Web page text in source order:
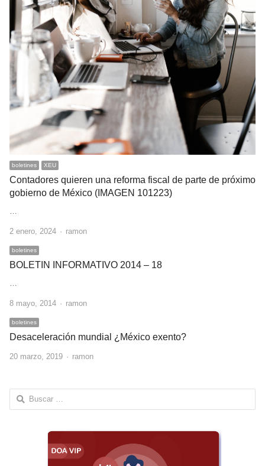
boletines XEU
Contadores quieren una reforma fiscal de parte de próximo
gobierno de México (IMAGEN 101223)
2 enero, 2024 Author
ramon
boletines
BOLETIN INFORMATIVO 2014 – 18
8 mayo, 2014 Author
ramon
boletines
Desaceleración mundial ¿México exento?
20 marzo, 2019 Author
ramon
Buscar: